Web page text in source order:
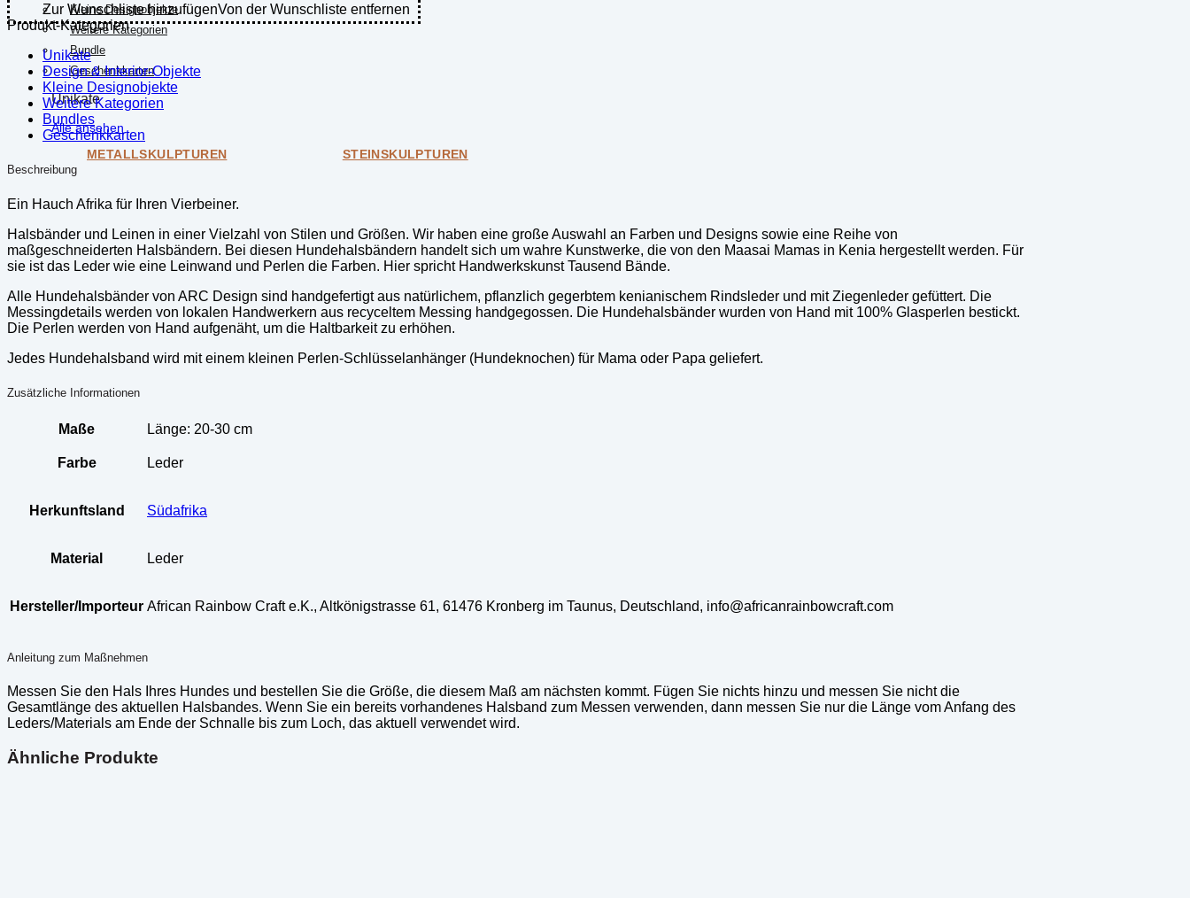
Kleine Designobjekte
Weitere Kategorien
Bundle
Geschenkkarten
Unikate
Alle ansehen
METALLSKULPTUREN STEINSKULPTUREN
Blue
Menge
Zur Wunschliste hinzufügenVon der Wunschliste entfernen
Produkt-Kategorien
Unikate
Design & Interior-Objekte
Kleine Designobjekte
Weitere Kategorien
Bundles
Geschenkkarten
Beschreibung
Ein Hauch Afrika für Ihren Vierbeiner.
Halsbänder und Leinen in einer Vielzahl von Stilen und Größen. Wir haben eine große Auswahl an Farben und Designs sowie eine Reihe von
maßgeschneiderten Halsbändern. Bei diesen Hundehalsbändern handelt sich um wahre Kunstwerke, die von den Maasai Mamas in Kenia hergestellt werden. Für
sie ist das Leder wie eine Leinwand und Perlen die Farben. Hier spricht Handwerkskunst Tausend Bände.
Alle Hundehalsbänder von ARC Design sind handgefertigt aus natürlichem, pflanzlich gegerbtem kenianischem Rindsleder und mit Ziegenleder gefüttert. Die
Messingdetails werden von lokalen Handwerkern aus recyceltem Messing handgegossen. Die Hundehalsbänder wurden von Hand mit 100% Glasperlen bestickt.
Die Perlen werden von Hand aufgenäht, um die Haltbarkeit zu erhöhen.
Jedes Hundehalsband wird mit einem kleinen Perlen-Schlüsselanhänger (Hundeknochen) für Mama oder Papa geliefert.
Zusätzliche Informationen
Maße Länge: 20-30 cm
Farbe Leder
Herkunftsland Südafrika
Material Leder
Hersteller/Importeur African Rainbow Craft e.K., Altkönigstrasse 61, 61476 Kronberg im Taunus, Deutschland, info@africanrainbowcraft.com
Anleitung zum Maßnehmen
Messen Sie den Hals Ihres Hundes und bestellen Sie die Größe, die diesem Maß am nächsten kommt. Fügen Sie nichts hinzu und messen Sie nicht die
Gesamtlänge des aktuellen Halsbandes. Wenn Sie ein bereits vorhandenes Halsband zum Messen verwenden, dann messen Sie nur die Länge vom Anfang des
Leders/Materials am Ende der Schnalle bis zum Loch, das aktuell verwendet wird.
Ähnliche Produkte